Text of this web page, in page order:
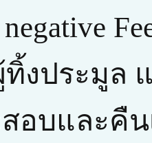
งประมูล
อบและคืน